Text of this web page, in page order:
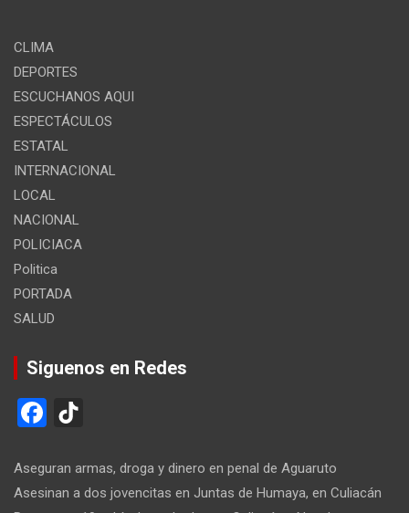
CLIMA
DEPORTES
ESCUCHANOS AQUI
ESPECTÁCULOS
ESTATAL
INTERNACIONAL
LOCAL
NACIONAL
POLICIACA
Politica
PORTADA
SALUD
Siguenos en Redes
F
ce
b
T
o
Aseguran armas, droga y dinero en penal de Aguaruto
Asesinan a dos jovencitas en Juntas de Humaya, en Culiacán